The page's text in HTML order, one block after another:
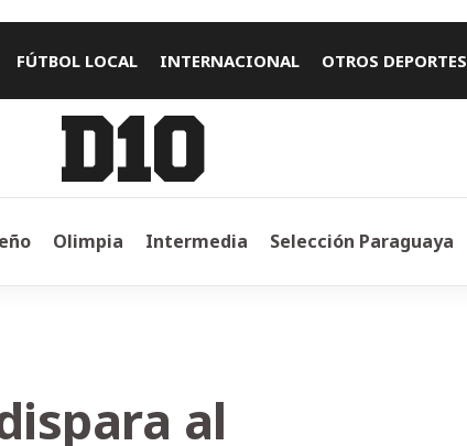
FÚTBOL LOCAL INTERNACIONAL OTROS DEPORTES
Olimpia Intermedia Selección Paraguaya
al